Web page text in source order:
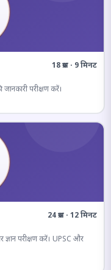
18 प्रश्न · 9 मिनट
परीक्षण करें।
24 प्रश्न · 12 मिनट
ज्ञान परीक्षण करें। UPSC और